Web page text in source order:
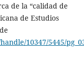
de la “calidad de
de Estudios
10347/5445/